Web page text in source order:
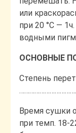
или
при 20 °С ―
водными
ОСНОВНЫЕ
Степень
Время сушки
при темп. 18-